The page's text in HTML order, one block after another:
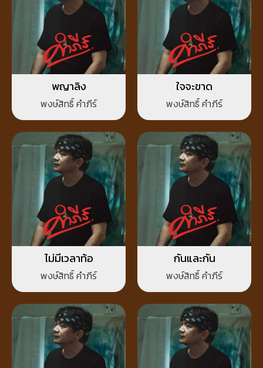
พญาลิง
พงษ์สิทธิ์ คำภีร์
ใจจะขาด
พงษ์สิทธิ์ คำภีร์
ไม่มีเวลาท้อ
พงษ์สิทธิ์ คำภีร์
กันและกัน
พงษ์สิทธิ์ คำภีร์